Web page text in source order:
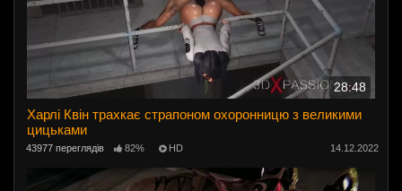
28:48
Харлі Квін трахкає страпоном охоронницю з великими
цицьками
43977 переглядів 82% HD 14.12.2022